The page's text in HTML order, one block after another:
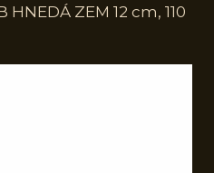
HNEDÁ ZEM 12 cm, 110